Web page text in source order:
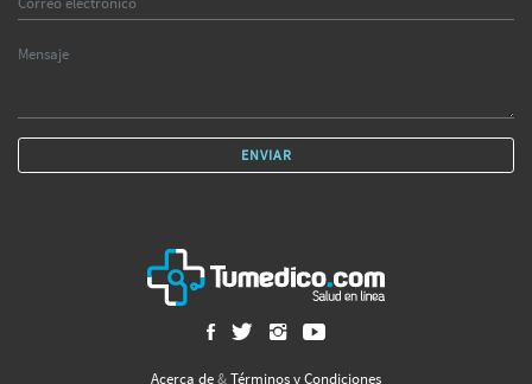
ENVIAR
Acerca de&Términos y Condiciones